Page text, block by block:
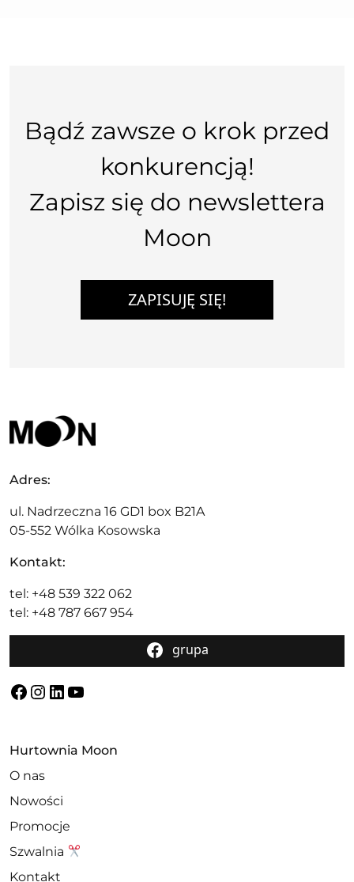
Bądź zawsze o krok przed
konkurencją!
Zapisz się do newslettera
Moon
ZAPISUJĘ SIĘ!
Adres:
ul. Nadrzeczna 16 GD1 box B21A
05-552 Wólka Kosowska
Kontakt:
tel: +48 539 322 062
tel: +48 787 667 954
grupa
Facebook
Instagram
LinkedIn
YouTube
Hurtownia Moon
O nas
Nowości
Promocje
Szwalnia
Kontakt